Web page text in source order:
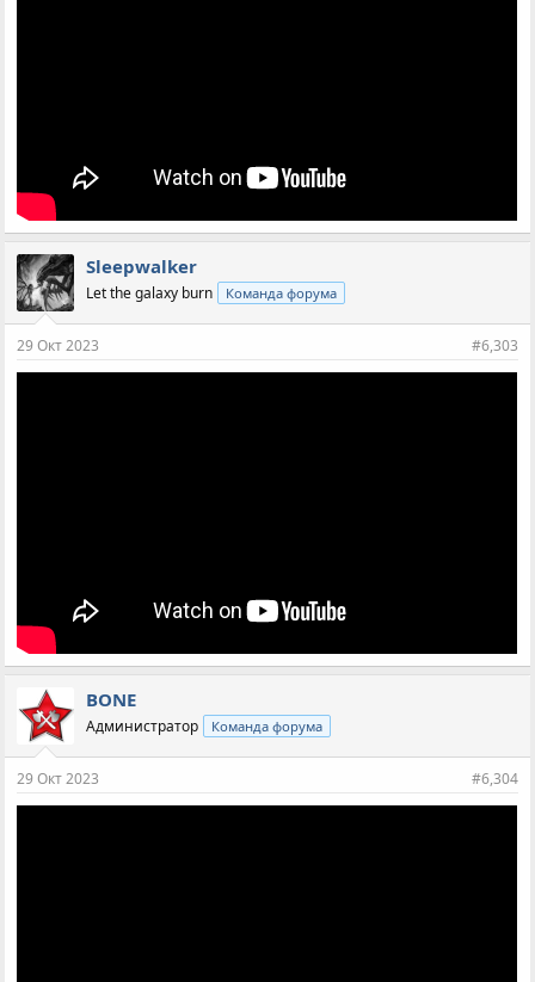
Sleepwalker
Let the galaxy burn Команда форума
29 Окт 2023 #6,303
BONE
Администратор Команда форума
29 Окт 2023 #6,304